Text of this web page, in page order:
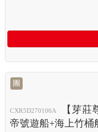
團
CXR5D270106A
【芽莊
帝號遊船+海上竹桶